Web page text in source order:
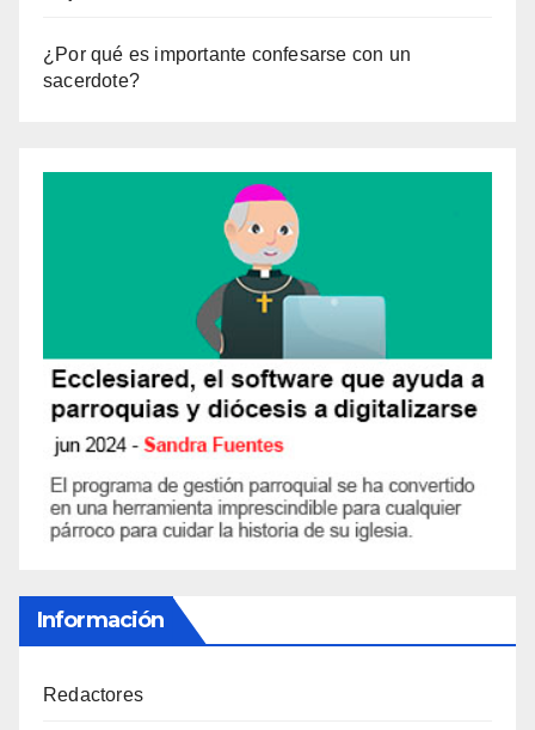
¿Por qué es importante confesarse con un
sacerdote?
Información
Redactores